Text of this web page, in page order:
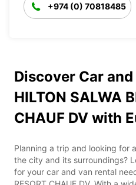
+974 (0) 70818485
Discover Car
HILTON SALWA
CHAUF DV with
Planning a trip and looking for
the city and its surroundings?
for your car and van rental